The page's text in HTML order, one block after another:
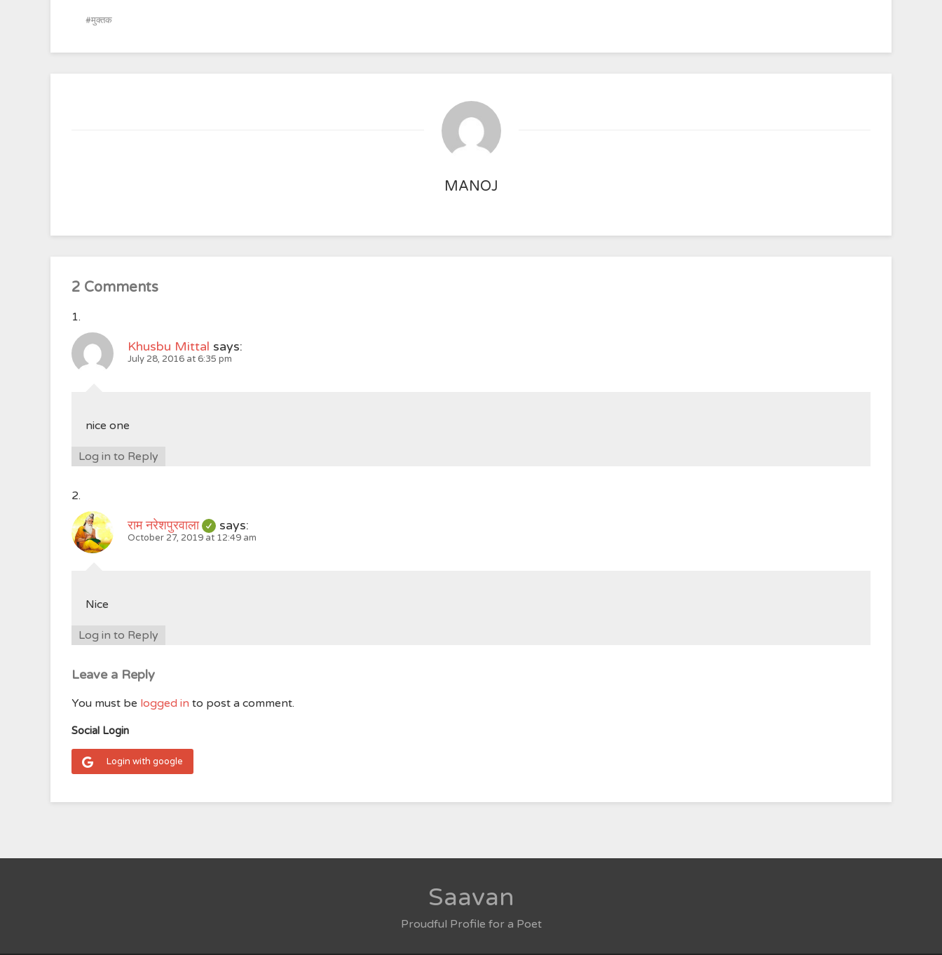
मुक्तक
MANOJ
2 Comments
Khusbu Mittal says:
July 28, 2016 at 6:35 pm
nice one
Log in to Reply
राम नरेशपुरवाला says:
October 27, 2019 at 12:49 am
Nice
Log in to Reply
Leave a Reply
You must be logged in to post a comment.
Social Login
Login with google
Saavan
Proudful Profile for a Poet